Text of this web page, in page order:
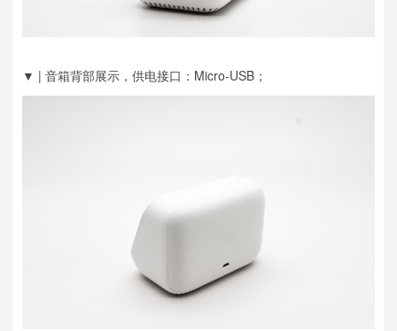
▼ | 音箱背部展示，供电接口：Micro-USB；